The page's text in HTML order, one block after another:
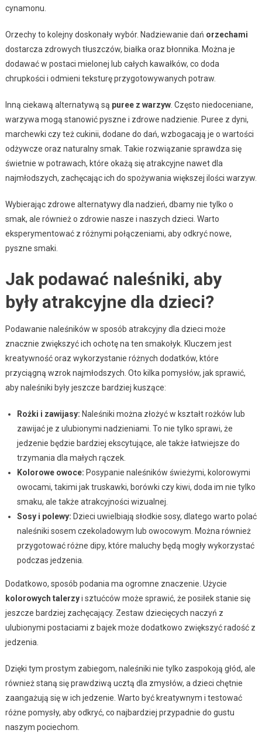
cynamonu.
Orzechy to kolejny doskonały wybór. Nadziewanie dań orzechami
dostarcza zdrowych tłuszczów, białka oraz błonnika. Można je
dodawać w postaci mielonej lub całych kawałków, co doda
chrupkości i odmieni teksturę przygotowywanych potraw.
Inną ciekawą alternatywą są puree z warzyw. Często niedoceniane,
warzywa mogą stanowić pyszne i zdrowe nadzienie. Puree z dyni,
marchewki czy też cukinii, dodane do dań, wzbogacają je o wartości
odżywcze oraz naturalny smak. Takie rozwiązanie sprawdza się
świetnie w potrawach, które okażą się atrakcyjne nawet dla
najmłodszych, zachęcając ich do spożywania większej ilości warzyw.
Wybierając zdrowe alternatywy dla nadzień, dbamy nie tylko o
smak, ale również o zdrowie nasze i naszych dzieci. Warto
eksperymentować z różnymi połączeniami, aby odkryć nowe,
pyszne smaki.
Jak podawać naleśniki, aby
były atrakcyjne dla dzieci?
Podawanie naleśników w sposób atrakcyjny dla dzieci może
znacznie zwiększyć ich ochotę na ten smakołyk. Kluczem jest
kreatywność oraz wykorzystanie różnych dodatków, które
przyciągną wzrok najmłodszych. Oto kilka pomysłów, jak sprawić,
aby naleśniki były jeszcze bardziej kuszące:
Rożki i zawijasy: Naleśniki można złożyć w kształt rożków lub
zawijać je z ulubionymi nadzieniami. To nie tylko sprawi, że
jedzenie będzie bardziej ekscytujące, ale także łatwiejsze do
trzymania dla małych rączek.
Kolorowe owoce: Posypanie naleśników świeżymi, kolorowymi
owocami, takimi jak truskawki, borówki czy kiwi, doda im nie tylko
smaku, ale także atrakcyjności wizualnej.
Sosy i polewy: Dzieci uwielbiają słodkie sosy, dlatego warto polać
naleśniki sosem czekoladowym lub owocowym. Można również
przygotować różne dipy, które maluchy będą mogły wykorzystać
podczas jedzenia.
Dodatkowo, sposób podania ma ogromne znaczenie. Użycie
kolorowych talerzyi sztućców może sprawić, że posiłek stanie się
jeszcze bardziej zachęcający. Zestaw dziecięcych naczyń z
ulubionymi postaciami z bajek może dodatkowo zwiększyć radość z
jedzenia.
Dzięki tym prostym zabiegom, naleśniki nie tylko zaspokoją głód, ale
również staną się prawdziwą ucztą dla zmysłów, a dzieci chętnie
zaangażują się w ich jedzenie. Warto być kreatywnym i testować
różne pomysły, aby odkryć, co najbardziej przypadnie do gustu
naszym pociechom.